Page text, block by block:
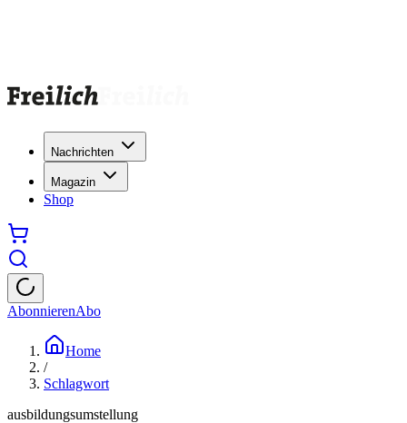
Nachrichten
Magazin
Shop
AbonnierenAbo
Home
/
Schlagwort
ausbildungsumstellung